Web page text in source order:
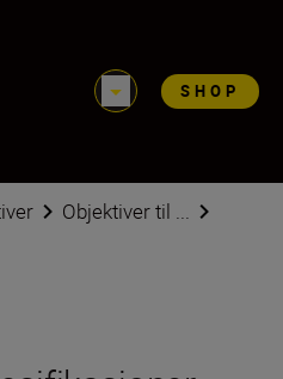
SHOP
Objektiver til ...